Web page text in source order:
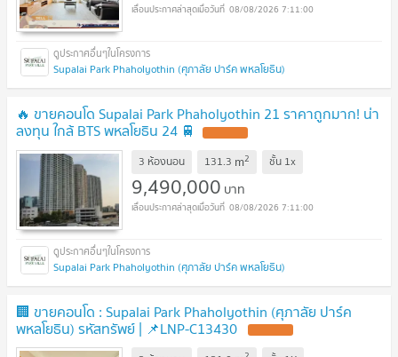
08/08/2026 7:11:00
Supalai Park Phaholyothin (ศุภาลัย ปาร์ค พหลโยธิน)
🔥 ขายคอนโด Supalai Park Phaholyothin 21 ราคาถูกมาก! น่า
ลงทุน ใกล้ BTS พหลโยธิน 24 🚆
3 ห้องนอน 131.3 m2 ชั้น 1x
9,490,000 บาท
08/08/2026 7:11:00
Supalai Park Phaholyothin (ศุภาลัย ปาร์ค พหลโยธิน)
🏢 ขายคอนโด : Supalai Park Phaholyothin (ศุภาลัย ปาร์ค
พหลโยธิน) รหัสทรัพย์ | 📌LNP-C13430